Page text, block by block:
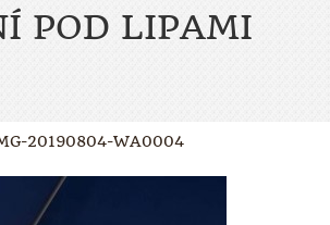
POD LIPAMI
20190804-WA0004